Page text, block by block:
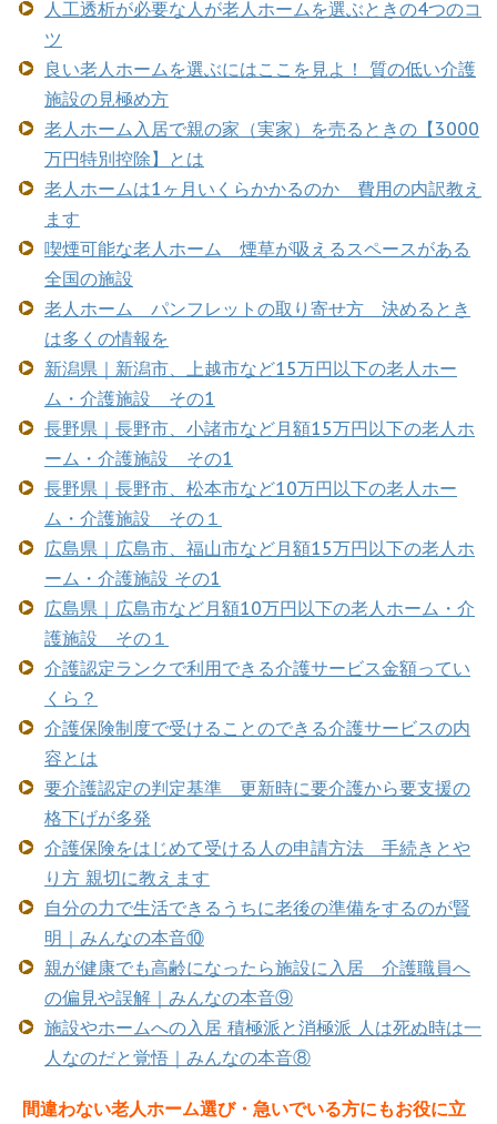
人工透析が必要な人が老人ホームを選ぶときの4つのコ
ツ
良い老人ホームを選ぶにはここを見よ！ 質の低い介護
施設の見極め方
老人ホーム入居で親の家（実家）を売るときの【3000
万円特別控除】とは
老人ホームは1ヶ月いくらかかるのか 費用の内訳教え
ます
喫煙可能な老人ホーム 煙草が吸えるスペースがある
全国の施設
老人ホーム パンフレットの取り寄せ方 決めるとき
は多くの情報を
新潟県｜新潟市、上越市など15万円以下の老人ホー
ム・介護施設 その1
長野県｜長野市、小諸市など月額15万円以下の老人ホ
ーム・介護施設 その1
長野県｜長野市、松本市など10万円以下の老人ホー
ム・介護施設 その１
広島県｜広島市、福山市など月額15万円以下の老人ホ
ーム・介護施設 その1
広島県｜広島市など月額10万円以下の老人ホーム・介
護施設 その１
介護認定ランクで利用できる介護サービス金額ってい
くら？
介護保険制度で受けることのできる介護サービスの内
容とは
要介護認定の判定基準 更新時に要介護から要支援の
格下げが多発
介護保険をはじめて受ける人の申請方法 手続きとや
り方 親切に教えます
自分の力で生活できるうちに老後の準備をするのが賢
明｜みんなの本音⑩
親が健康でも高齢になったら施設に入居 介護職員へ
の偏見や誤解｜みんなの本音⑨
施設やホームへの入居 積極派と消極派 人は死ぬ時は一
人なのだと覚悟｜みんなの本音⑧
間違わない老人ホーム選び・急いでいる方にもお役に立